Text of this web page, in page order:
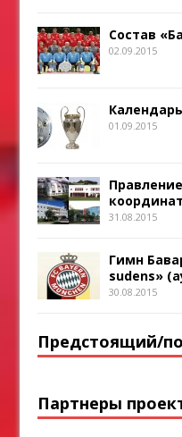
Состав
02.09.2015
01.09.2015
31.08.2015
Гимн
sudens»
30.08.2015
Предстоящий/
Партнеры